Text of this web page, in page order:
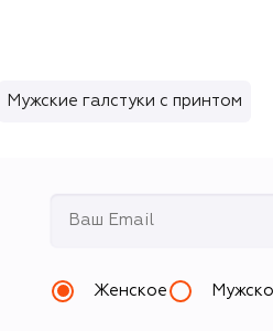
Мужские галстуки с принтом
Женское